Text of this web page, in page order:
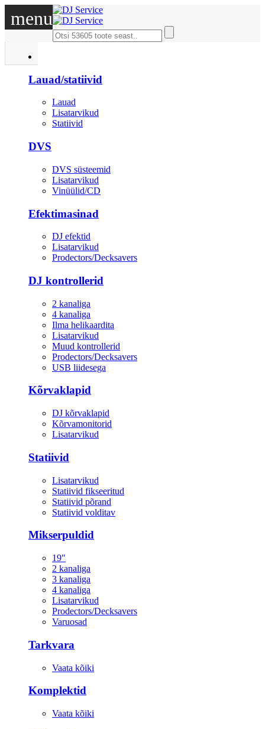
menu
Lauad/statiivid
Lauad
Lisatarvikud
Statiivid
DVS
DVS süsteemid
Lisatarvikud
Vinüülid/CD
Efektimasinad
DJ efektid
Lisatarvikud
Prodectors/Decksavers
DJ kontrollerid
2 kanaliga
4 kanaliga
Ilma helikaardita
Lisatarvikud
Muud kontrollerid
Prodectors/Decksavers
USB liidesega
Kõrvaklapid
DJ kõrvaklapid
Kõrvamonitorid
Lisatarvikud
Statiivid
Lisatarvikud
Statiivid fikseeritud
Statiivid põrand
Statiivid volditav
Mikserpuldid
19"
2 kanaliga
3 kanaliga
4 kanaliga
Lisatarvikud
Prodectors/Decksavers
Varuosad
Tarkvara
Vaata kõiki
Komplektid
Vaata kõiki